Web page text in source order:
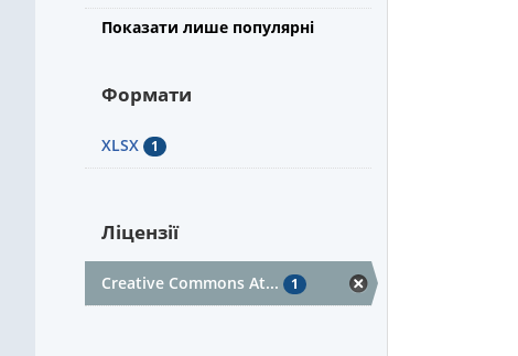
Показати лише популярні
Формати
XLSX 1
Ліцензії
Creative Commons At... 1